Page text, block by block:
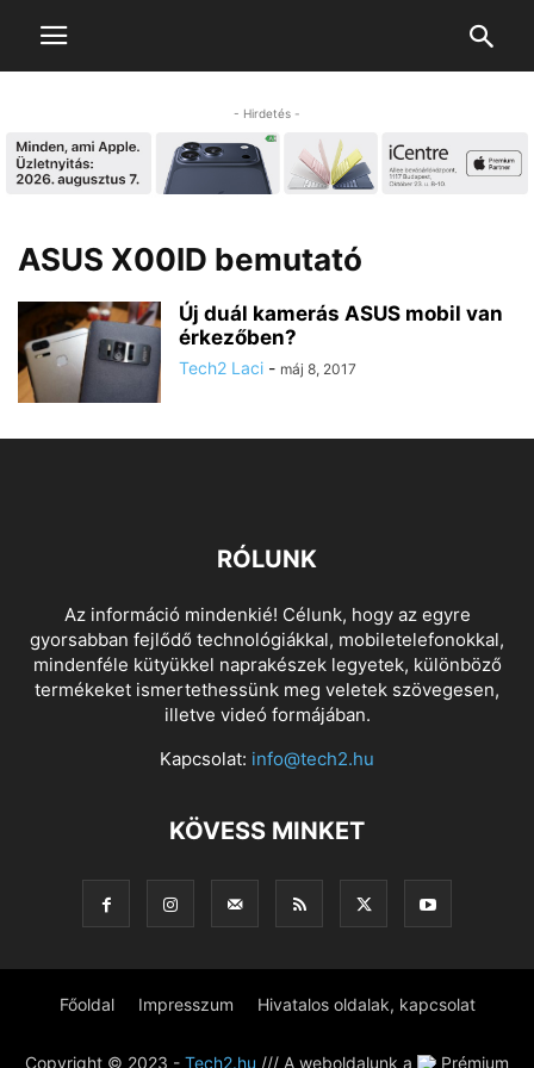
- Hirdetés -
ASUS X00ID bemutató
Új duál kamerás ASUS mobil van
érkezőben?
Tech2 Laci - máj 8, 2017
RÓLUNK
Az információ mindenkié! Célunk, hogy az egyre
gyorsabban fejlődő technológiákkal, mobiletelefonokkal,
mindenféle kütyükkel naprakészek legyetek, különböző
termékeket ismertethessünk meg veletek szövegesen,
illetve videó formájában.
Kapcsolat: info@tech2.hu
KÖVESS MINKET
Főoldal Impresszum Hivatalos oldalak, kapcsolat
Copyright © 2023 - Tech2.hu /// A weboldalunk a Prémium